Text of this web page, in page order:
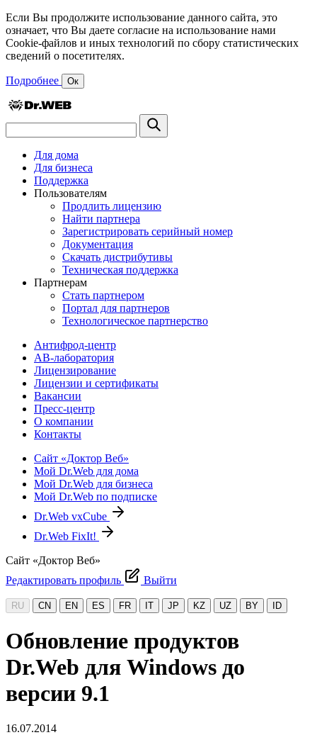
Если Вы продолжите использование данного сайта, это
означает, что Вы даете согласие на использование нами
Cookie-файлов и иных технологий по сбору статистических
сведений о посетителях.
Подробнее Ок
Для дома
Для бизнеса
Поддержка
Пользователям
Продлить лицензию
Найти партнера
Зарегистрировать серийный номер
Документация
Скачать дистрибутивы
Техническая поддержка
Партнерам
Стать партнером
Портал для партнеров
Технологическое партнерство
Антифрод-центр
АВ-лаборатория
Лицензирование
Лицензии и сертификаты
Вакансии
Пресс-центр
О компании
Контакты
Сайт «Доктор Веб»
Мой Dr.Web для дома
Мой Dr.Web для бизнеса
Мой Dr.Web по подписке
Dr.Web vxCube
Dr.Web FixIt!
Сайт «Доктор Веб»
Редактировать профиль
Выйти
RU CN EN ES FR IT JP KZ UZ BY ID
Обновление продуктов
Dr.Web для Windows до
версии 9.1
16.07.2014